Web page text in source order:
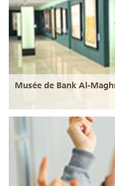
Musée de Bank Al-